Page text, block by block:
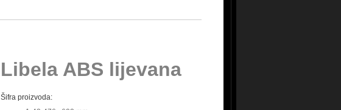
Libela ABS lijevana
Šifra proizvoda: